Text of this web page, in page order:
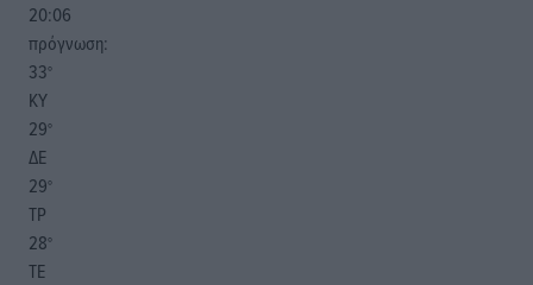
20:06
πρόγνωση:
33°
ΚΥ
29°
ΔΕ
29°
ΤΡ
28°
ΤΕ